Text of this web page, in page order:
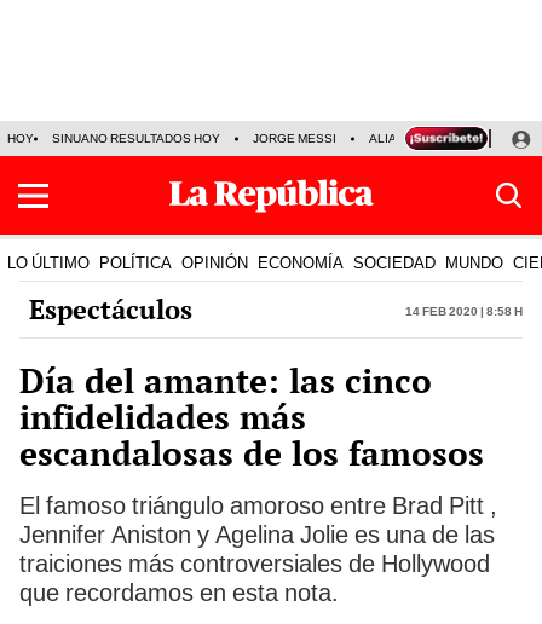
HOY SINUANO RESULTADOS HOY JORGE MESSI ALIANZA LIMA VS SPORT
LO ÚLTIMO POLÍTICA OPINIÓN ECONOMÍA SOCIEDAD MUNDO
Espectáculos 14 Feb 2020 | 8:58 h
Día del amante: las cinco
infidelidades más
escandalosas de los famosos
El famoso triángulo amoroso entre Brad Pitt ,
Jennifer Aniston y Agelina Jolie es una de las
traiciones más controversiales de Hollywood
que recordamos en esta nota.